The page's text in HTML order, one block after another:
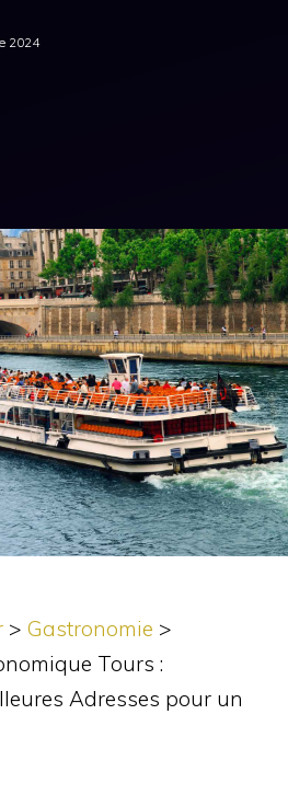
2024
> Gastronomie >
Tours :
Adresses pour un